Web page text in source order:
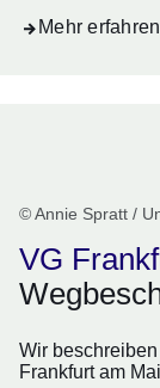
Mehr erfahren
© Annie Spratt /
VG
Wir
Frankfurt am